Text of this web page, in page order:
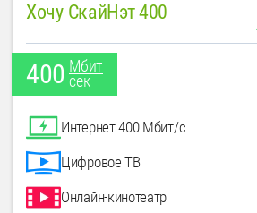
Хочу СкайНэт 400
400 Мбит
сек
Интернет 400 Мбит/с
Цифровое ТВ
Онлайн-кинотеатр